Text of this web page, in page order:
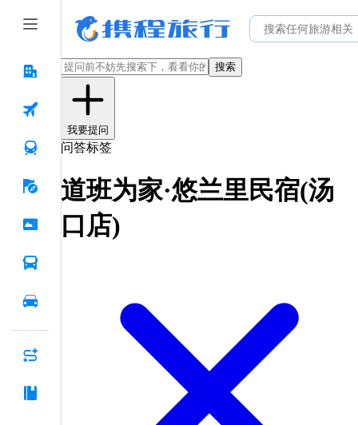
搜索
我要提问
问答标签
道班为家·悠兰里民宿(汤
口店)